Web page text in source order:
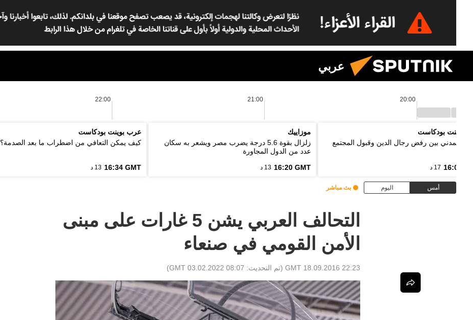
عربي
20:00
21:00
22:00
بوينت بودكاست
المدني بين رفض رجال الدين وقبول المجتمع
16:03 17 د
موزاييك
زلزال بقوة 5.6 درجة يضرب مصر ويشعر به سكان
عدد من الدول المجاورة
16:20 GMT 13 د
عرب بوينت بودكاست
كيف يمكن التعافي من اضطراب ما بعد الصدمة؟
16:34 GMT 13 د
أمس اليوم بث مباشر
التحالف العربي يشن 5 غارات على مبنى
الأمن القومي في صنعاء
22:23 GMT 18.09.2016 (تم التحديث: 08:07 GMT 03.02.2022
)